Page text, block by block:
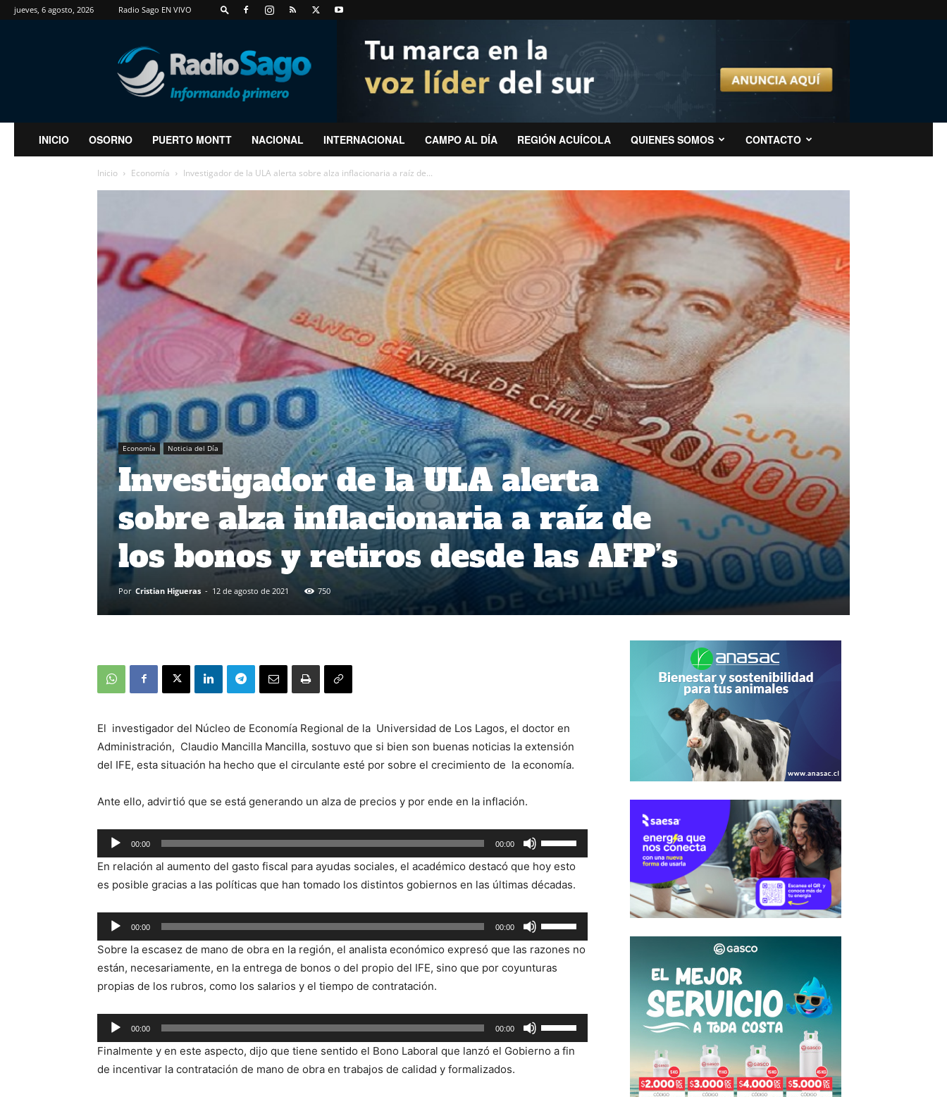
jueves, 6 agosto, 2026 Radio Sago EN VIVO
RadioSago
INICIO OSORNO PUERTO MONTT NACIONAL INTERNACIONAL CAMPO AL DÍA REGIÓN ACUÍCOLA QUIENES SOMOS CONTACTO
Inicio Economía Investigador de la ULA alerta sobre alza inflacionaria a raíz de...
Economía Noticia del Día
Investigador de la ULA alerta
sobre alza inflacionaria a raíz de
los bonos y retiros desde las AFP’s
Por Cristian Higueras - 12 de agosto de 2021 750
El investigador del Núcleo de Economía Regional de la Universidad de Los Lagos, el doctor en
Administración, Claudio Mancilla Mancilla, sostuvo que si bien son buenas noticias la extensión
del IFE, esta situación ha hecho que el circulante esté por sobre el crecimiento de la economía.
Ante ello, advirtió que se está generando un alza de precios y por ende en la inflación.
Reproductor
de
audio
00:00 00:00
las
teclas
de
flecha
arriba/abajo
para
aumentar
En relación al aumento del gasto fiscal para ayudas sociales, el académico destacó que hoy esto
es posible gracias a las políticas que han tomado los distintos gobiernos en las últimas décadas.
Reproductor
de
audio
00:00 00:00
las
teclas
de
arriba/abajo
para
aumentar
Sobre la escasez de mano de obra en la región, el analista económico expresó que las razones no
están, necesariamente, en la entrega de bonos o del propio del IFE, sino que por coyunturas
propias de los rubros, como los salarios y el tiempo de contratación.
Reproductor
de
audio
00:00 00:00
las
teclas
Finalmente y en este aspecto, dijo que tiene sentido el Bono Laboral que lanzó el Gobierno a fin
de incentivar la contratación de mano de obra en trabajos de calidad y formalizados.